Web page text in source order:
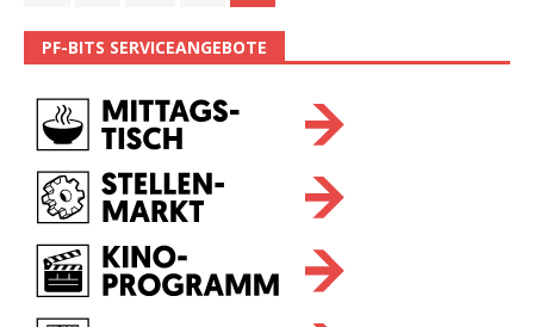
PF-BITS SERVICEANGEBOTE